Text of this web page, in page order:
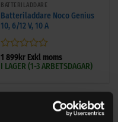
BATTERILADDARE
Batteriladdare Noco Genius
10, 6/12 V, 10 A
Betygsatt
0
1 899kr Exkl moms
I LAGER (1-3 ARBETSDAGAR)